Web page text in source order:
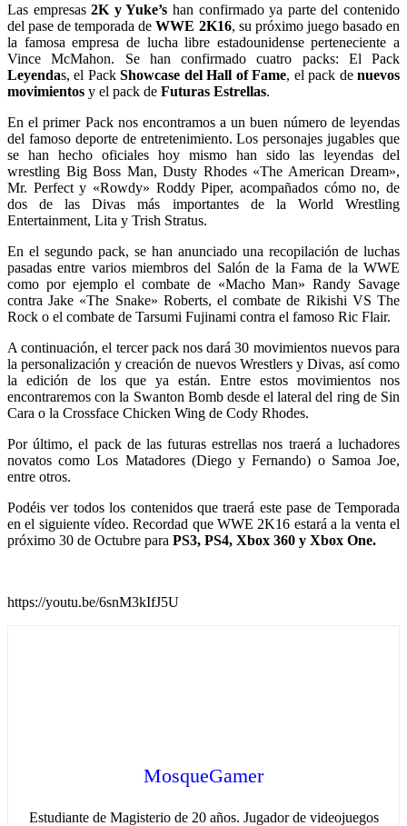
Las empresas2K y Yuke’s han confirmado ya parte del contenido
del pase de temporada de WWE 2K16, su próximo juego basado en
la famosa empresa de lucha libre estadounidense perteneciente a
Vince McMahon. Se han confirmado cuatro packs: El Pack
Leyendas, el PackShowcase del Hall of Fame, el pack denuevos
movimientos y el pack de Futuras Estrellas.
En el primer Pack nos encontramos a un buen número de leyendas
del famoso deporte de entretenimiento. Los personajes jugables que
se han hecho oficiales hoy mismo han sido las leyendas del
wrestling Big Boss Man, Dusty Rhodes «The American Dream»,
Mr. Perfect y «Rowdy» Roddy Piper, acompañados cómo no, de
dos de las Divas más importantes de la World Wrestling
Entertainment, Lita y Trish Stratus.
En el segundo pack, se han anunciado una recopilación de luchas
pasadas entre varios miembros del Salón de la Fama de la WWE
como por ejemplo el combate de «Macho Man» Randy Savage
contra Jake «The Snake» Roberts, el combate de Rikishi VS The
Rock o el combate de Tarsumi Fujinami contra el famoso Ric Flair.
A continuación, el tercer pack nos dará 30 movimientos nuevos para
la personalización y creación de nuevos Wrestlers y Divas, así como
la edición de los que ya están. Entre estos movimientos nos
encontraremos con la Swanton Bomb desde el lateral del ring de Sin
Cara o la Crossface Chicken Wing de Cody Rhodes.
Por último, el pack de las futuras estrellas nos traerá a luchadores
novatos como Los Matadores (Diego y Fernando) o Samoa Joe,
entre otros.
Podéis ver todos los contenidos que traerá este pase de Temporada
en el siguiente vídeo. Recordad que WWE 2K16 estará a la venta el
próximo 30 de Octubre para PS3, PS4, Xbox 360 y Xbox One.
https://youtu.be/6snM3kIfJ5U
MosqueGamer
Estudiante de Magisterio de 20 años. Jugador de videojuegos